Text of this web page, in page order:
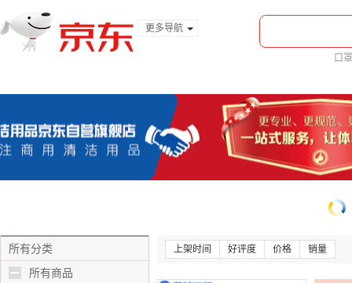
更多导航
口罩
所有分类
所有商品
上架时间 好评度 价格 销量